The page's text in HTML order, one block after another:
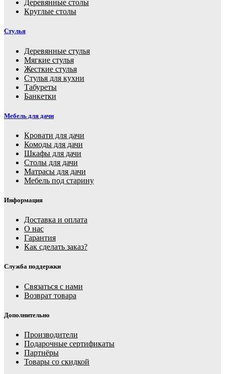
Деревянные столы
Круглые столы
Стулья
Деревянные стулья
Мягкие стулья
Жесткие стулья
Стулья для кухни
Табуреты
Банкетки
Мебель для дачи
Кровати для дачи
Комоды для дачи
Шкафы для дачи
Столы для дачи
Матрасы для дачи
Мебель под старину
Информация
Доставка и оплата
О нас
Гарантия
Как сделать заказ?
Служба поддержки
Связаться с нами
Возврат товара
Дополнительно
Производители
Подарочные сертификаты
Партнёры
Товары со скидкой